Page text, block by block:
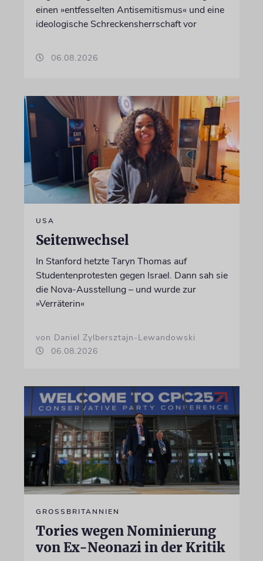
einen »entfesselten Antisemitismus« und eine
ideologische Schreckensherrschaft vor
06.08.2026
USA
Seitenwechsel
In Stanford hetzte Taryn Thomas auf
Studentenprotesten gegen Israel. Dann sah sie
die Nova-Ausstellung – und wurde zur
»Verräterin«
von Daniel Zylbersztajn-Lewandowski
06.08.2026
GROSSBRITANNIEN
Tories wegen Nominierung
von Ex-Neonazi in der Kritik